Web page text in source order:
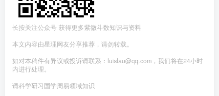
长按关注公众号 获得更多紫微斗数知识与资料
本文内容由星理网友分享推荐，请勿转载。
如对本稿件有异议或投诉请联系：luislau@qq.com，我们将在24小时
内进行处理。
请科学研习国学周易领域知识